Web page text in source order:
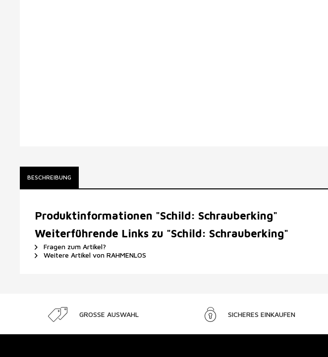
BESCHREIBUNG
Produktinformationen "Schild: Schrauberking"
Weiterführende Links zu "Schild: Schrauberking"
Fragen zum Artikel?
Weitere Artikel von RAHMENLOS
GROSSE AUSWAHL SICHERES EINKAUFEN